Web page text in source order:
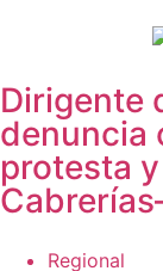
Dirigente
denuncia
protesta
Regional